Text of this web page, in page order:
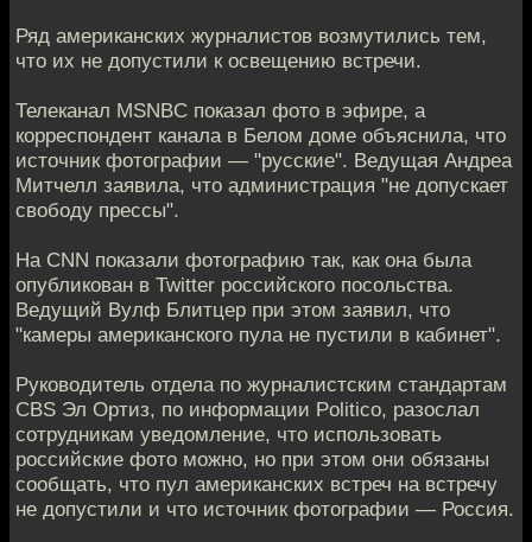
Ряд американских журналистов возмутились тем,
что их не допустили к освещению встречи.
​Телеканал MSNBC показал фото в эфире, а
корреспондент канала в Белом доме объяснила, что
источник фотографии — "русские". Ведущая Андреа
Митчелл заявила, что администрация "не допускает
свободу прессы".
На CNN показали фотографию так, как она была
опубликован в Twitter российского посольства.
Ведущий Вулф Блитцер при этом заявил, что
"камеры американского пула не пустили в кабинет".
Руководитель отдела по журналистским стандартам
CBS Эл Ортиз, по информации Politico, разослал
сотрудникам уведомление, что использовать
российские фото можно, но при этом они обязаны
сообщать, что пул американских встреч на встречу
не допустили и что источник фотографии — Россия.